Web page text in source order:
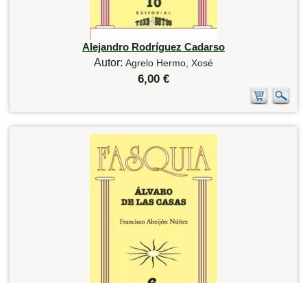
Alejandro Rodríguez Cadarso
Autor: Agrelo Hermo, Xosé
6,00 €